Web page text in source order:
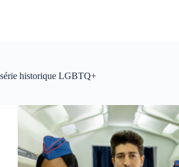
série historique LGBTQ+